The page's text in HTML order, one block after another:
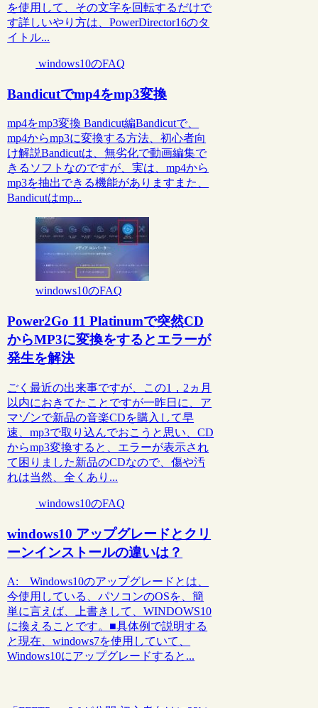
を使用して、その文字を回転するだけで
す詳しいやり方は、PowerDirector16のタ
イトル...
windows10のFAQ
Bandicutでmp4をmp3変換
mp4をmp3変換 Bandicut編Bandicutで、
mp4からmp3に変換する方法、初心者向
け解説Bandicutは、無劣化で動画編集で
きるソフトなのですが、実は、mp4から
mp3を抽出できる機能がありますまた、
Bandicutはmp...
windows10のFAQ
Power2Go 11 Platinumで突然CD
からMP3に変換をするとエラーが
発生を解決
ごく最近の出来事ですが、この1，2ヵ月
以内におきてたことですが一昨日に、ア
マゾンで新品の音楽CDを購入して早
速、mp3で取り込んでおこうと思い、CD
からmp3変換すると、エラーが表示され
て困りました新品のCDなので、傷や汚
れは当然、全くあり...
windows10のFAQ
windows10 アップグレードとクリ
ーンインストールの違いは？
A: Windows10のアップグレードとは、
今使用している、パソコンのOSを、簡
単に言えば、上書きして、WINDOWS10
に換えることです。■具体例で説明する
と現在、windows7を使用していて、
Windows10にアップグレードすると...